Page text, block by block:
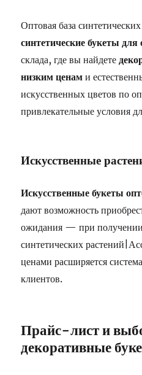
Оптовая база
синтетические букеты для
склада, где вы найдете
низким ценам и
искусственных цветов по
привлекательные условия
Искусственные
Искусственные букеты
дают возможность
ожидания — при
синтетических
ценами расширяется
клиентов.
Прайс-лист и
декоративные